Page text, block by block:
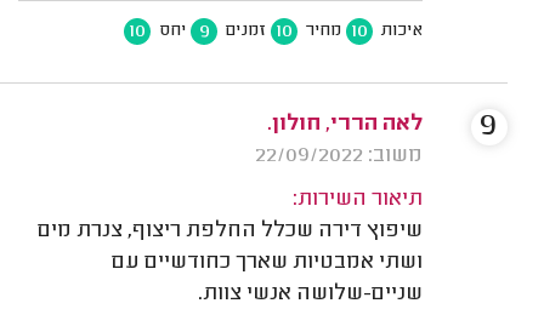
איכות 10 מחיר 10 זמנים 9 יחס 10
לאה הררי, חולון.
משוב: 22/09/2022
תיאור השירות:
שיפוץ דירה שכלל החלפת ריצוף, צנרת מים
ושתי אמבטיות שארך כחודשיים עם
שניים-שלושה אנשי צוות.
9